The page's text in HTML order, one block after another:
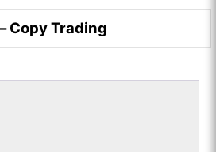
Copy Trading